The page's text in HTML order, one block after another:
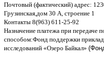
Почтовый (фактический) адрес:
Грузинская дом 30 А строение 1
Контакты 8(963) 611-25-92
Назначение платежа при передаче
способом:Фонд поддержки
исследований «Озеро Байкал»